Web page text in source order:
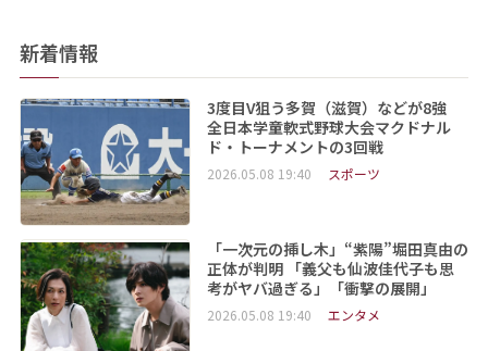
新着情報
3度目V狙う多賀（滋賀）などが8強
全日本学童軟式野球大会マクドナル
ド・トーナメントの3回戦
2026.05.08 19:40 スポーツ
「一次元の挿し木」“紫陽”堀田真由の
正体が判明 「義父も仙波佳代子も思
考がヤバ過ぎる」「衝撃の展開」
2026.05.08 19:40 エンタメ